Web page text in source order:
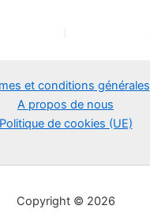
et conditions générales
A propos de nous
Politique de cookies (UE)
Copyright © 2026